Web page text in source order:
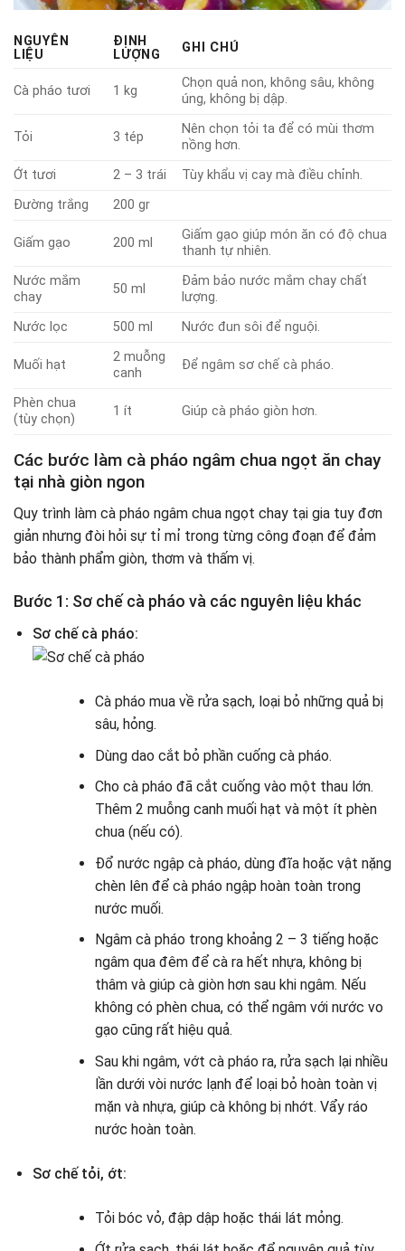
NGUYÊN
LIỆU
ĐỊNH
LƯỢNG
GHI CHÚ
Cà pháo tươi 1 kg
Chọn quả non, không sâu, không
úng, không bị dập.
Tỏi 3 tép
Nên chọn tỏi ta để có mùi thơm
nồng hơn.
Ớt tươi
2 – 3 trái
Tùy khẩu vị cay mà điều chỉnh.
Đường trắng
200 gr
Giấm gạo 200 ml
Giấm gạo giúp món ăn có độ chua
thanh tự nhiên.
Nước mắm
chay
50 ml
Đảm bảo nước mắm chay chất
lượng.
Nước lọc
500 ml Nước đun sôi để nguội.
Muối hạt
2 muỗng
canh
Để ngâm sơ chế cà pháo.
Phèn chua
(tùy chọn)
1 ít Giúp cà pháo giòn hơn.
Các bước làm cà pháo ngâm chua ngọt ăn chay
tại nhà giòn ngon
Quy trình làm cà pháo ngâm chua ngọt chay tại gia tuy đơn
giản nhưng đòi hỏi sự tỉ mỉ trong từng công đoạn để đảm
bảo thành phẩm giòn, thơm và thấm vị.
Bước 1: Sơ chế cà pháo và các nguyên liệu khác
Sơ chế cà pháo:
Cà pháo mua về rửa sạch, loại bỏ những quả bị
sâu, hỏng.
Dùng dao cắt bỏ phần cuống cà pháo.
Cho cà pháo đã cắt cuống vào một thau lớn.
Thêm 2 muỗng canh muối hạt và một ít phèn
chua (nếu có).
Đổ nước ngập cà pháo, dùng đĩa hoặc vật nặng
chèn lên để cà pháo ngập hoàn toàn trong
nước muối.
Ngâm cà pháo trong khoảng 2 – 3 tiếng hoặc
ngâm qua đêm để cà ra hết nhựa, không bị
thâm và giúp cà giòn hơn sau khi ngâm. Nếu
không có phèn chua, có thể ngâm với nước vo
gạo cũng rất hiệu quả.
Sau khi ngâm, vớt cà pháo ra, rửa sạch lại nhiều
lần dưới vòi nước lạnh để loại bỏ hoàn toàn vị
mặn và nhựa, giúp cà không bị nhớt. Vẩy ráo
nước hoàn toàn.
Sơ chế tỏi, ớt:
Tỏi bóc vỏ, đập dập hoặc thái lát mỏng.